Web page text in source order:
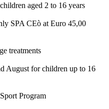
aged 2 to 16 years
SPA CEò at Euro 45,00
treatments
August for children up to 16
Program